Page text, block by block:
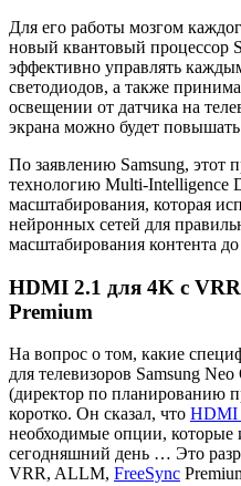
Для его работы мозгом
новый квантовый процессор
эффективно управлять
светодиодов, а также
освещении от датчика на
экрана можно будет
По заявлению Samsung, этот
технологию Multi-Intelligence
масштабирования, которая
нейронных сетей для
масштабирования контента
HDMI 2.1 для 4K с
Premium
На вопрос о том, какие
для телевизоров Samsung
(директор по планированию
коротко. Он сказал, что HDMI
необходимые опции, которые
сегодняшний день … Это
VRR, ALLM, FreeSync